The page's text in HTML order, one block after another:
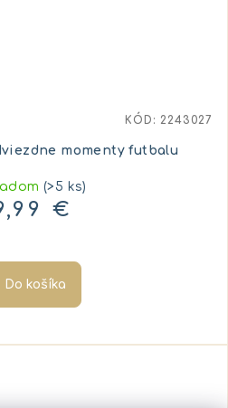
momenty futbalu
(>5 ks)
€
Do košíka
KÓD: 2243027